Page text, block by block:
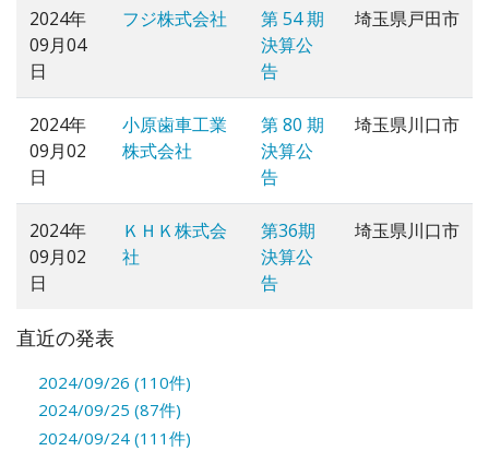
2024年
09月04
日
フジ株式会社
第 54 期
決算公
告
埼玉県戸田市
2024年
09月02
日
小原歯車工業
株式会社
第 80 期
決算公
告
埼玉県川口市
2024年
09月02
日
ＫＨＫ株式会
社
第36期
決算公
告
埼玉県川口市
直近の発表
2024/09/26 (110件)
2024/09/25 (87件)
2024/09/24 (111件)